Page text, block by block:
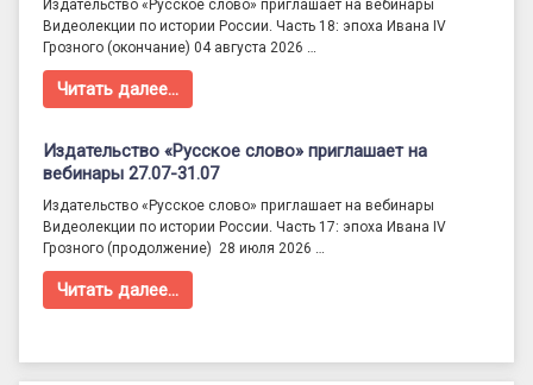
Издательство «Русское слово» приглашает на вебинары
Видеолекции по истории России. Часть 18: эпоха Ивана IV
Грозного (окончание) 04 августа 2026 …
Читать далее…
Издательство «Русское слово» приглашает на
вебинары 27.07-31.07
Издательство «Русское слово» приглашает на вебинары
Видеолекции по истории России. Часть 17: эпоха Ивана IV
Грозного (продолжение) 28 июля 2026 …
Читать далее…